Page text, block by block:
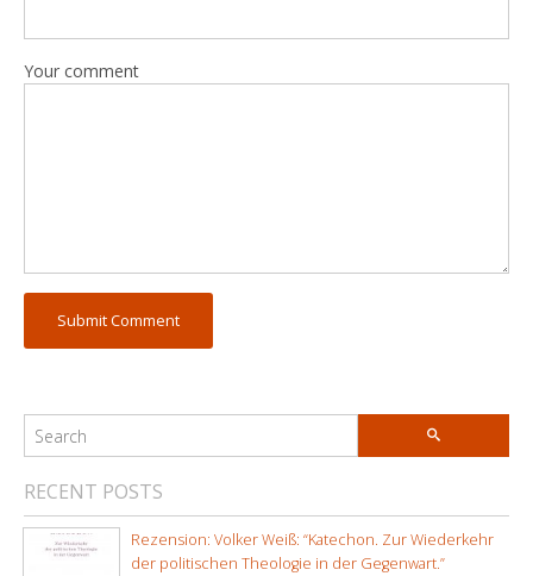
Your comment
RECENT POSTS
Rezension: Volker Weiß: “Katechon. Zur Wiederkehr
der politischen Theologie in der Gegenwart.”